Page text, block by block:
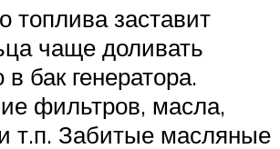
топлива заставит
чаще доливать
бак генератора.
фильтров, масла,
т.п. Забитые масляные